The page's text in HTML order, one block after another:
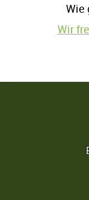
Wie
Wir